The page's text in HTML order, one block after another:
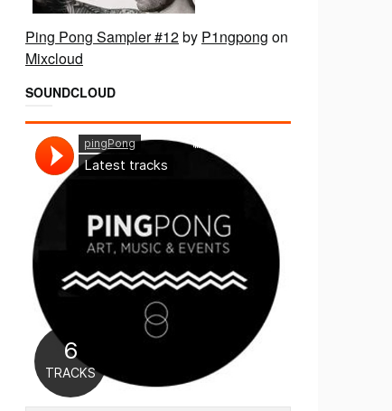
Ping Pong Sampler #12by P1ngpong on
Mixcloud
SOUNDCLOUD